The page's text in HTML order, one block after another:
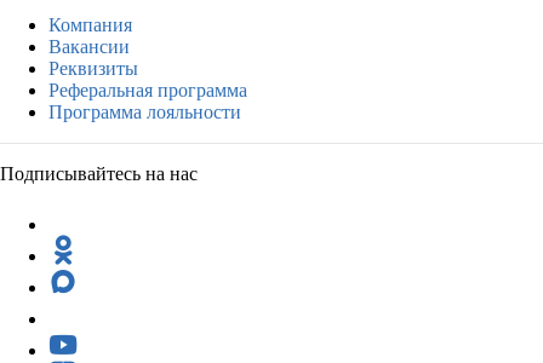
Компания
Вакансии
Реквизиты
Реферальная программа
Программа лояльности
Подписывайтесь на нас